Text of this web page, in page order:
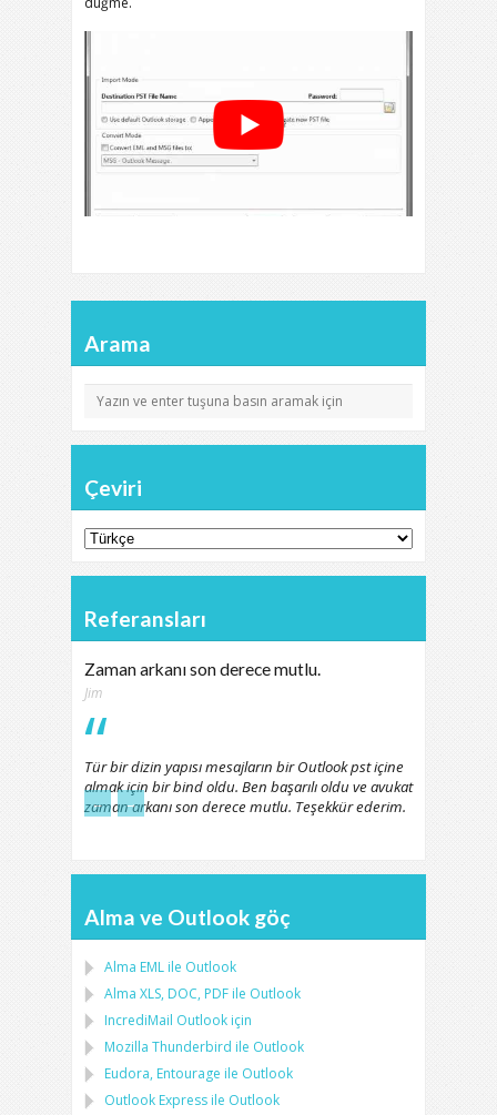
Arama
Çeviri
Referansları
Zaman arkanı son derece mutlu.
Jim
Tür bir dizin yapısı mesajların bir Outlook pst içine
almak için bir bind oldu. Ben başarılı oldu ve avukat
zaman arkanı son derece mutlu. Teşekkür ederim.
← →
Alma ve Outlook göç
Alma EML ile Outlook
Alma XLS, DOC, PDF ile Outlook
IncrediMail Outlook için
Mozilla Thunderbird ile Outlook
Eudora, Entourage ile Outlook
Outlook Express ile Outlook